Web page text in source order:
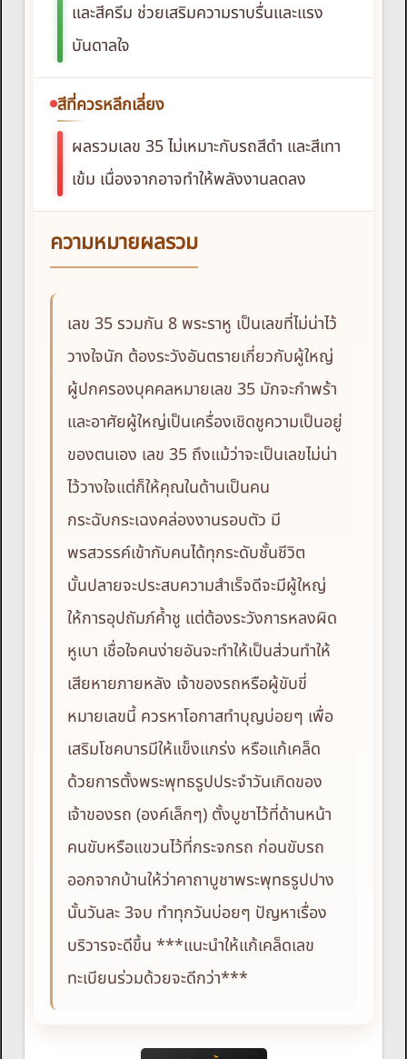
และสีครีม ช่วยเสริมความราบรื่นและแรง
บันดาลใจ
สีที่ควรหลีกเลี่ยง
ผลรวมเลข 35 ไม่เหมาะกับรถสีดำ และสีเทา
เข้ม เนื่องจากอาจทำให้พลังงานลดลง
ความหมายผลรวม
เลข 35 รวมกัน 8 พระราหู เป็นเลขที่ไม่น่าไว้
วางใจนัก ต้องระวังอันตรายเกี่ยวกับผู้ใหญ่
ผู้ปกครองบุคคลหมายเลข 35 มักจะกำพร้า
และอาศัยผู้ใหญ่เป็นเครื่องเชิดชูความเป็นอยู่
ของตนเอง เลข 35 ถึงแม้ว่าจะเป็นเลขไม่น่า
ไว้วางใจแต่ก็ให้คุณในด้านเป็นคน
กระฉับกระเฉงคล่องงานรอบตัว มี
พรสวรรค์เข้ากับคนได้ทุกระดับชั้นชีวิต
บั้นปลายจะประสบความสำเร็จดีจะมีผู้ใหญ่
ให้การอุปถัมภ์ค้ำชู แต่ต้องระวังการหลงผิด
หูเบา เชื่อใจคนง่ายอันจะทำให้เป็นส่วนทำให้
เสียหายภายหลัง เจ้าของรถหรือผู้ขับขี่
หมายเลขนี้ ควรหาโอกาสทำบุญบ่อยๆ เพื่อ
เสริมโชคบารมีให้แข็งแกร่ง หรือแก้เคล็ด
ด้วยการตั้งพระพุทธรูปประจำวันเกิดของ
เจ้าของรถ (องค์เล็กๆ) ตั้งบูชาไว้ที่ด้านหน้า
คนขับหรือแขวนไว้ที่กระจกรถ ก่อนขับรถ
ออกจากบ้านให้ว่าคาถาบูชาพระพุทธรูปปาง
นั้นวันละ 3จบ ทำทุกวันบ่อยๆ ปัญหาเรื่อง
บริวารจะดีขึ้น ***แนะนำให้แก้เคล็ดเลข
ทะเบียนร่วมด้วยจะดีกว่า***